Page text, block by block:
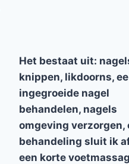
Het bestaat uit:
knippen, likdoorns,
ingegroeide nagel
behandelen, nagels
omgeving verzorgen,
behandeling sluit ik
een korte